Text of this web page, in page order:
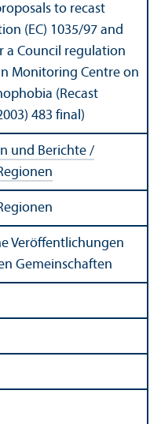
to recast
(EC) 1035/97 and
a Council regulation
Monitoring Centre on
(Recast
483 final)
und Berichte /
Veröffentlichungen
Gemeinschaften